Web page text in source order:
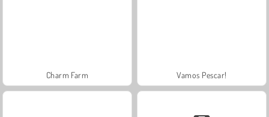
Charm Farm Vamos Pescar!